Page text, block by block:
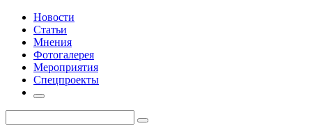
Новости
Статьи
Мнения
Фотогалерея
Мероприятия
Спецпроекты